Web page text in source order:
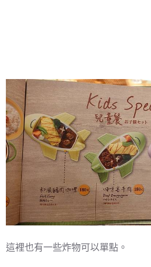
這裡也有一些炸物可以單點。